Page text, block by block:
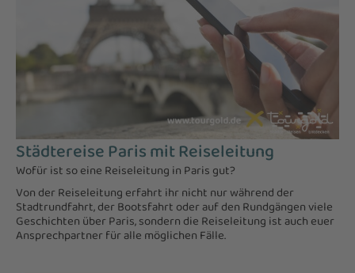
Städtereise Paris mit Reiseleitung
Wofür ist so eine Reiseleitung in Paris gut?
Von der Reiseleitung erfahrt ihr nicht nur während der
Stadtrundfahrt, der Bootsfahrt oder auf den Rundgängen viele
Geschichten über Paris, sondern die Reiseleitung ist auch euer
Ansprechpartner für alle möglichen Fälle.